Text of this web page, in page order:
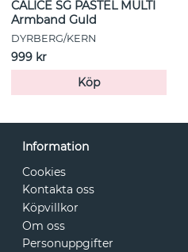
CALICE SG PASTEL MULTI
Armband Guld
DYRBERG/KERN
999 kr
Köp
Information
Cookies
Kontakta oss
Köpvillkor
Om oss
Personuppgifter